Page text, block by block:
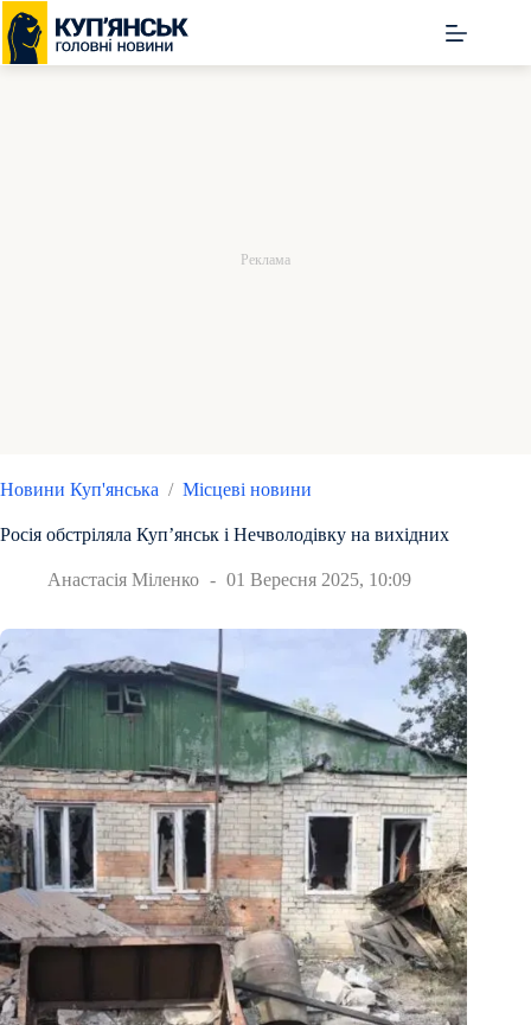
Перейти
до
вмісту
Новини Куп'янська / Місцеві новини
Росія обстріляла Купʼянськ і Нечволодівку на вихідних
Анастасія Міленко 01 Вересня 2025, 10:09